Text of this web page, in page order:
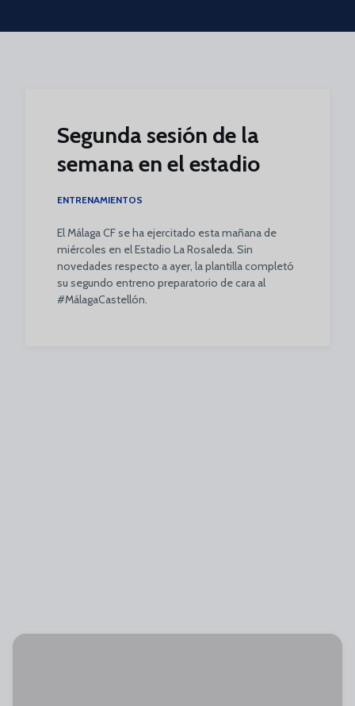
Skip to main content
Segunda sesión de la
semana en el estadio
ENTRENAMIENTOS
El Málaga CF se ha ejercitado esta mañana de
miércoles en el Estadio La Rosaleda. Sin
novedades respecto a ayer, la plantilla completó
su segundo entreno preparatorio de cara al
#MálagaCastellón.